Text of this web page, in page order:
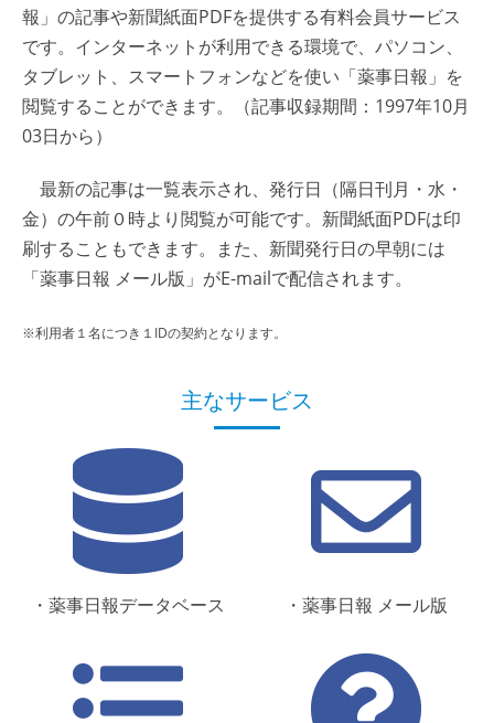
報」の記事や新聞紙面PDFを提供する有料会員サービス
です。インターネットが利用できる環境で、パソコン、
タブレット、スマートフォンなどを使い「薬事日報」を
閲覧することができます。（記事収録期間：1997年10月
03日から）
最新の記事は一覧表示され、発行日（隔日刊月・水・
金）の午前０時より閲覧が可能です。新聞紙面PDFは印
刷することもできます。また、新聞発行日の早朝には
「薬事日報 メール版」がE-mailで配信されます。
※利用者１名につき１IDの契約となります。
主なサービス
・薬事日報データベース ・薬事日報 メール版